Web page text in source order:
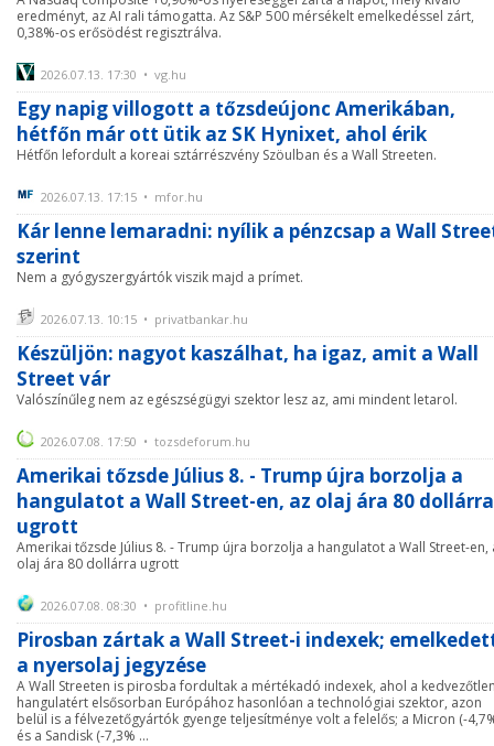
eredményt, az AI rali támogatta. Az S&P 500 mérsékelt emelkedéssel zárt,
0,38%-os erősödést regisztrálva.
2026.07.13. 17:30 • vg.hu
Egy napig villogott a tőzsdeújonc Amerikában,
hétfőn már ott ütik az SK Hynixet, ahol érik
Hétfőn lefordult a koreai sztárrészvény Szöulban és a Wall Streeten.
2026.07.13. 17:15 • mfor.hu
Kár lenne lemaradni: nyílik a pénzcsap a Wall
szerint
Nem a gyógyszergyártók viszik majd a prímet.
2026.07.13. 10:15 • privatbankar.hu
Készüljön: nagyot kaszálhat, ha igaz, amit a Wall
Street vár
Valószínűleg nem az egészségügyi szektor lesz az, ami mindent letarol.
2026.07.08. 17:50 • tozsdeforum.hu
Amerikai tőzsde Július 8. - Trump újra borzolja a
hangulatot a Wall Street-en, az olaj ára 80 dollárra
ugrott
Amerikai tőzsde Július 8. - Trump újra borzolja a hangulatot a Wall Street-en,
olaj ára 80 dollárra ugrott
2026.07.08. 08:30 • profitline.hu
Pirosban zártak a Wall Street-i indexek;
a nyersolaj jegyzése
A Wall Streeten is pirosba fordultak a mértékadó indexek, ahol a
hangulatért elsősorban Európához hasonlóan a technológiai szektor, azon
belül is a félvezetőgyártók gyenge teljesítménye volt a felelős; a Micron (-
és a Sandisk (-7,3% ...